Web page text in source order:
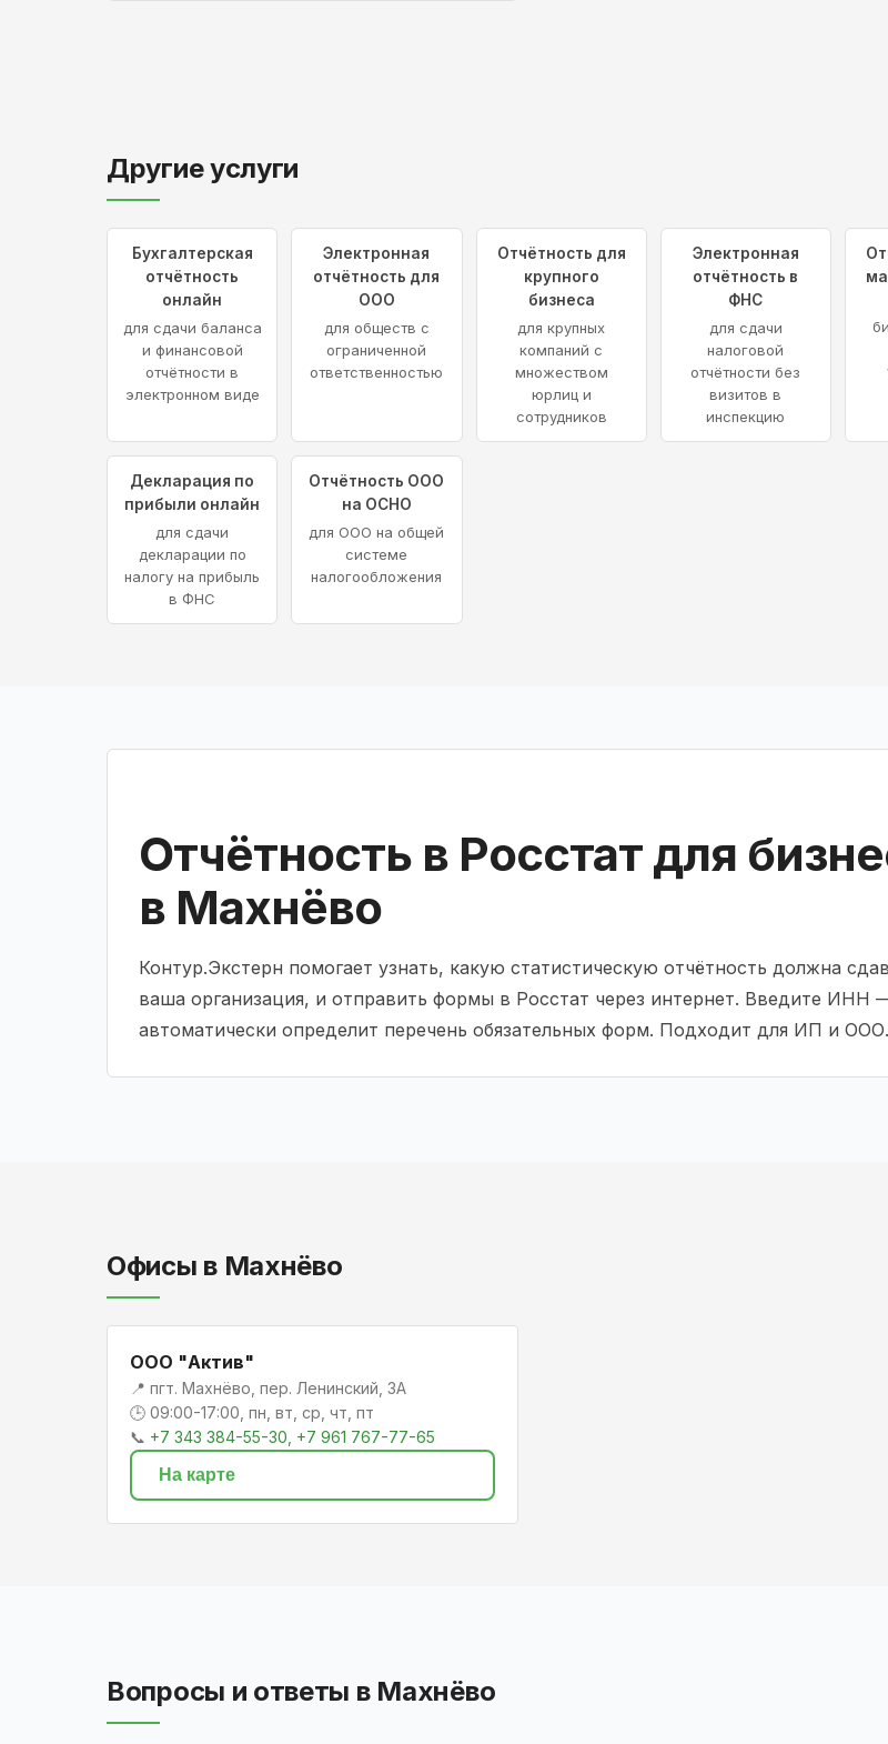
Другие услуги
Бухгалтерская
отчётность
онлайн
для сдачи баланса
и финансовой
отчётности в
электронном виде
Электронная
отчётность для
ООО
для обществ с
ограниченной
ответственностью
Отчётность для
крупного
бизнеса
для крупных
компаний с
множеством
юрлиц и
сотрудников
Электронная
отчётность в
ФНС
для сдачи
налоговой
отчётности без
визитов в
инспекцию
Декларация по
прибыли онлайн
для сдачи
декларации по
налогу на прибыль
в ФНС
Отчётность ООО
на ОСНО
для ООО на общей
системе
налогообложения
Отчётность в Росстат для
в Махнёво
Контур.Экстерн помогает узнать, какую статистическую отчётность должна
ваша организация, и отправить формы в Росстат через интернет. Введите ИНН
автоматически определит перечень обязательных форм. Подходит для ИП и ООО.
Офисы в Махнёво
ООО "Актив"
📍 пгт. Махнёво, пер. Ленинский, 3А
🕒 09:00-17:00, пн, вт, ср, чт, пт
📞 +7 343 384-55-30, +7 961 767-77-65
На карте
Вопросы и ответы в Махнёво